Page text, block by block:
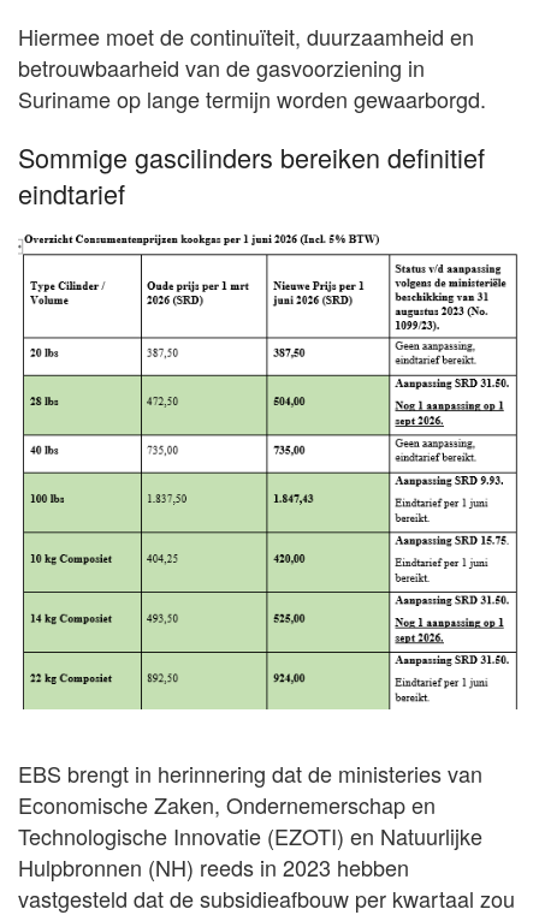
Hiermee moet de continuïteit, duurzaamheid en
betrouwbaarheid van de gasvoorziening in
Suriname op lange termijn worden gewaarborgd.
Sommige gascilinders bereiken definitief
eindtarief
EBS brengt in herinnering dat de ministeries van
Economische Zaken, Ondernemerschap en
Technologische Innovatie (EZOTI) en Natuurlijke
Hulpbronnen (NH) reeds in 2023 hebben
vastgesteld dat de subsidieafbouw per kwartaal zou